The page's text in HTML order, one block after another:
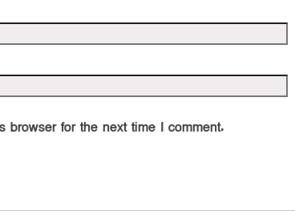
browser for the next time I comment.